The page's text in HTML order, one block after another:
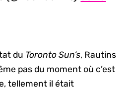
du Toronto Sun’s, Rautins
pas du moment où c’est
tellement il était